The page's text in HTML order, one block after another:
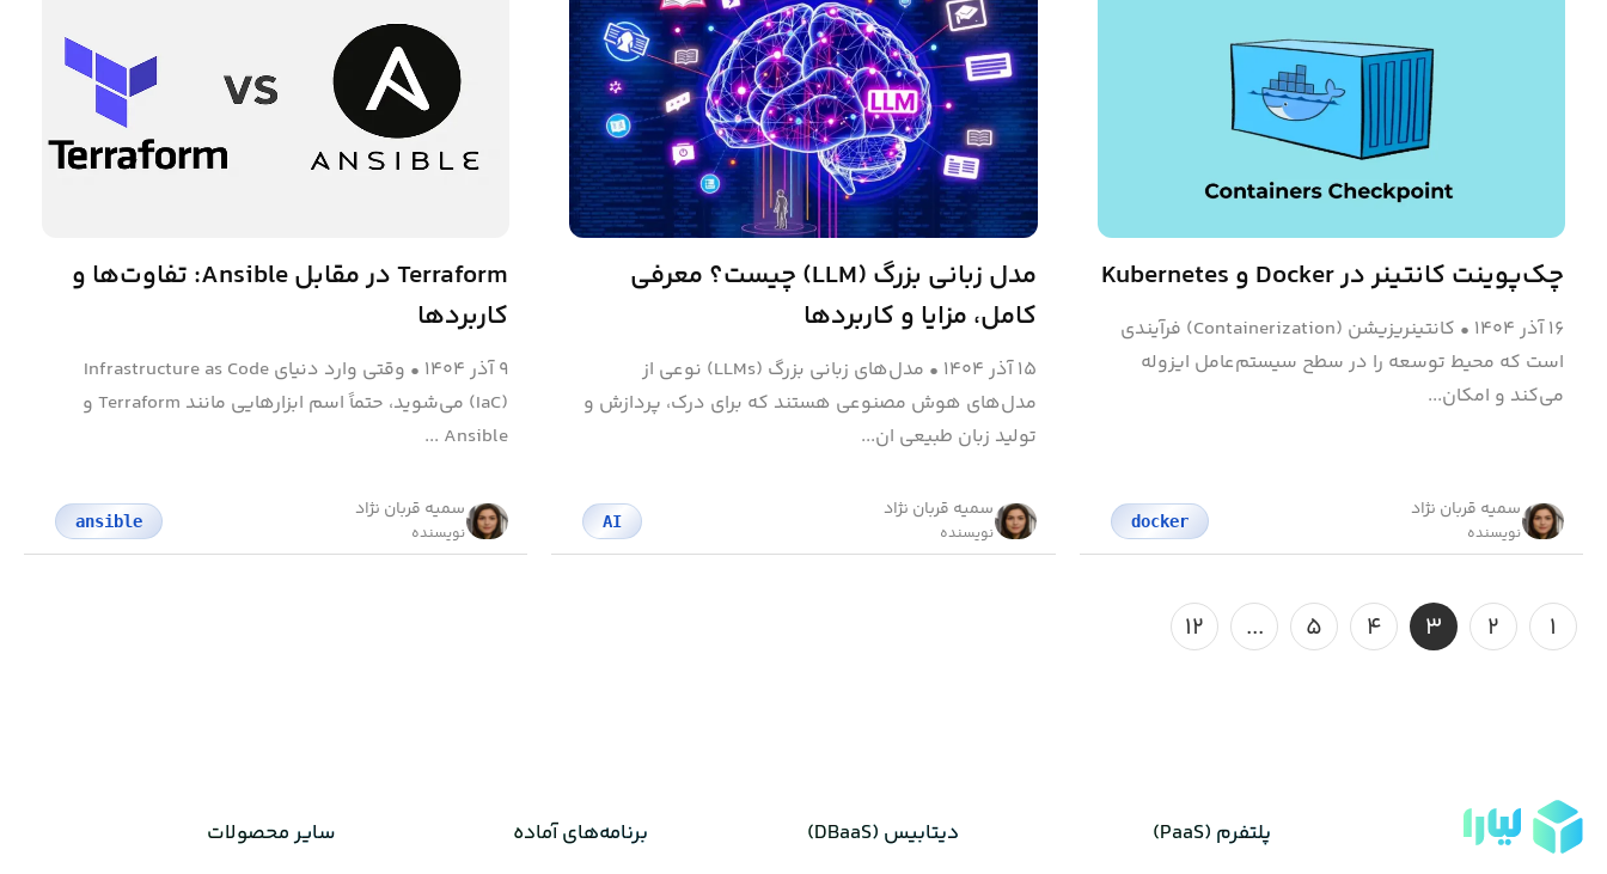
چک‌پوینت کانتینر در Docker و Kubernetes
۱۶ آذر ۱۴۰۴ •
کانتینریزیشن (Containerization) فرآیندی
است که محیط توسعه را در سطح سیستم‌عامل ایزوله
می‌کند و امکان...
سمیه قربان نژاد
نویسنده
docker
مدل زبانی بزرگ (LLM) چیست؟ معرفی
کامل، مزایا و کاربردها
۱۵ آذر ۱۴۰۴ •
مدل‌های زبانی بزرگ (LLMs) نوعی از
مدل‌های هوش مصنوعی هستند که برای درک، پردازش و
تولید زبان طبیعی ان...
سمیه قربان نژاد
نویسنده
AI
Terraform در مقابل Ansible: تفاوت‌ها و
کاربردها
۹ آذر ۱۴۰۴ •
وقتی وارد دنیای Infrastructure as Code
(IaC) می‌شوید، حتماً اسم ابزارهایی مانند Terraform و
Ansible ...
سمیه قربان نژاد
نویسنده
ansible
۱ ۲ ۳ ۴ ۵ ... ۱۲
پلتفرم (PaaS) دیتابیس‌ (DBaaS) برنامه‌های‌ آماده سایر محصولات